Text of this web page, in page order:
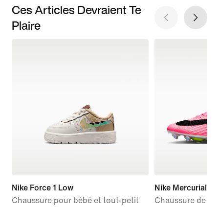
Ces Articles Devraient Te
Plaire
Nike Force 1 Low
Chaussure pour bébé et tout-petit
Nike Mercurial
Chaussure de